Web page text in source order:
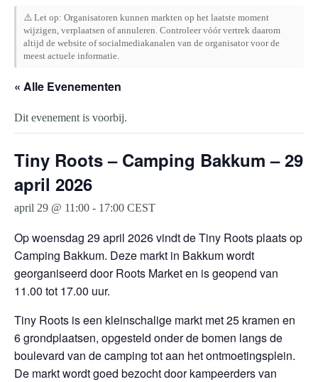
⚠️ Let op: Organisatoren kunnen markten op het laatste moment
wijzigen, verplaatsen of annuleren. Controleer vóór vertrek daarom
altijd de website of socialmediakanalen van de organisator voor de
meest actuele informatie.
« Alle Evenementen
Dit evenement is voorbij.
Tiny Roots – Camping Bakkum – 29
april 2026
april 29 @ 11:00 - 17:00 CEST
Op woensdag 29 april 2026 vindt de Tiny Roots plaats op
Camping Bakkum. Deze markt in Bakkum wordt
georganiseerd door Roots Market en is geopend van
11.00 tot 17.00 uur.
Tiny Roots is een kleinschalige markt met 25 kramen en
6 grondplaatsen, opgesteld onder de bomen langs de
boulevard van de camping tot aan het ontmoetingsplein.
De markt wordt goed bezocht door kampeerders van